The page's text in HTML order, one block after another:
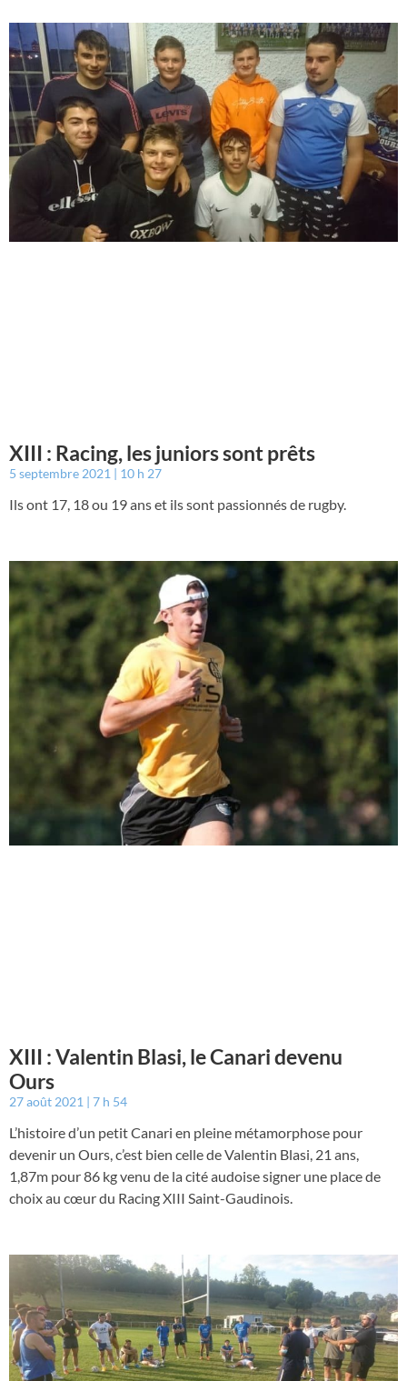
XIII : Racing, les juniors sont prêts
5 septembre 2021 10 h 27
Ils ont 17, 18 ou 19 ans et ils sont passionnés de rugby.
XIII : Valentin Blasi, le Canari devenu
Ours
27 août 2021 7 h 54
L’histoire d’un petit Canari en pleine métamorphose pour
devenir un Ours, c’est bien celle de Valentin Blasi, 21 ans,
1,87m pour 86 kg venu de la cité audoise signer une place de
choix au cœur du Racing XIII Saint-Gaudinois.